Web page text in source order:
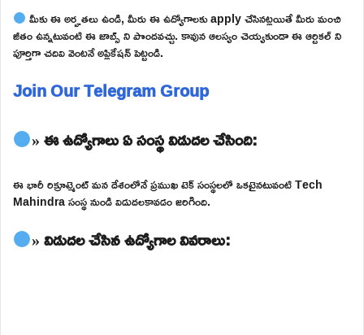
మీకు ఈ అర్హతలు ఉండి, మీరు ఈ ఉద్యోగాలకు apply చేసినట్లయితే మీరు మంచి
జీతం ఉన్నటువంటి ఈ జాబ్స్ ని పొందవచ్చు. కావున ఆలస్యం చెయ్యకుండా ఈ ఆర్టికల్ ని
పూర్తిగా చదివి వెంటనే అప్లికేషన్ పెట్టండి.
Join Our Telegram Group
» ఈ ఉద్యోగాలు ఏ సంస్థ విడుదల చేసింది:
ఈ భారీ రిక్రూట్మెంట్ మన దేశంలోనే ప్రముఖ టెక్ సంస్థలలో ఒకటైనటువంటి Tech
Mahindra సంస్థ నుండి విడుదలకావడం జరిగింది.
» విడుదల చేసిన ఉద్యోగాల వివరాలు: